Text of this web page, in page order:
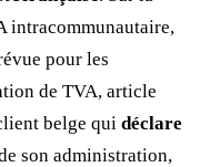
intracommunautaire,
pour les
de TVA, article
belge qui déclare
son administration,